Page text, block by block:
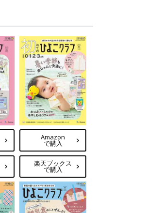
Amazon
で購入
楽天ブックス
で購入